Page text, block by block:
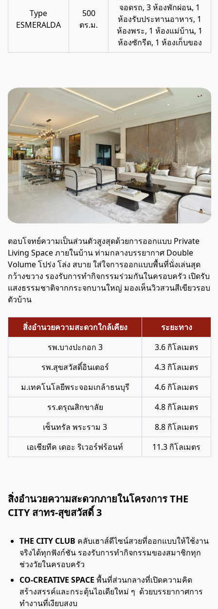
Type
ESMERALDA
500
ตร.ม.
จอดรถ, 3 ห้องพักผ่อน, 1
ห้องรับประทานอาหาร, 1
ห้องพระ, 1 ห้องแม่บ้าน, 1
ห้องซักรีด, 1 ห้องเก็บของ
ตอบโจทย์ความเป็นส่วนตัวสูงสุดด้วยการออกแบบ Private
Living Space ภายในบ้าน ท่ามกลางบรรยากาศ Double
Volume โปร่ง โล่ง สบาย ใส่ใจการออกแบบพื้นที่นั่งเล่นสุด
กว้างขวาง รองรับการทำกิจกรรมร่วมกันในครอบครัว เปิดรับ
แสงธรรมชาติจากกระจกบานใหญ่ มองเห็นวิวสวนสีเขียวรอบ
ตัวบ้าน
สิ่งอำนวยความสะดวกใกล้เคียง
ระยะทาง
รพ.บางปะกอก 3
3.6 กิโลเมตร
รพ.สุขสวัสดิ์อินเตอร์
4.3 กิโลเมตร
ม.เทคโนโลยีพระจอมเกล้าธนบุรี
4.6 กิโลเมตร
รร.ดรุณสิกขาลัย
4.8 กิโลเมตร
เซ็นทรัล พระราม 3
8.8 กิโลเมตร
เอเชียทีค เดอะ ริเวอร์ฟร้อนท์
11.3 กิโลเมตร
สิ่งอำนวยความสะดวกภายในโครงการ THE
CITY สาทร-สุขสวัสดิ์ 3
THE CITY CLUB คลับเฮาส์ดีไซน์สวยที่ออกแบบให้ใช้งาน
จริงได้ทุกฟังก์ชัน รองรับการทำกิจกรรมของสมาชิกทุก
ช่วงวัยในครอบครัว
CO-CREATIVE SPACE พื้นที่ส่วนกลางที่เปิดความคิด
สร้างสรรค์และกระตุ้นไอเดียใหม่ ๆ ด้วยบรรยากาศการ
ทำงานที่เงียบสงบ